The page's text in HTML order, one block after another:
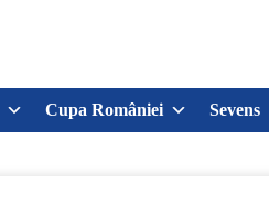
Cupa României Sevens